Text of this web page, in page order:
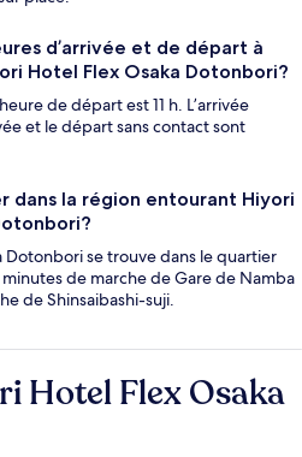
d’arrivée et de départ à
Hotel Flex Osaka Dotonbori?
de départ est 11 h. L’arrivée
et le départ sans contact sont
dans la région entourant Hiyori
Dotonbori se trouve dans le quartier
de marche de Gare de Namba
de Shinsaibashi-suji.
Hotel Flex Osaka